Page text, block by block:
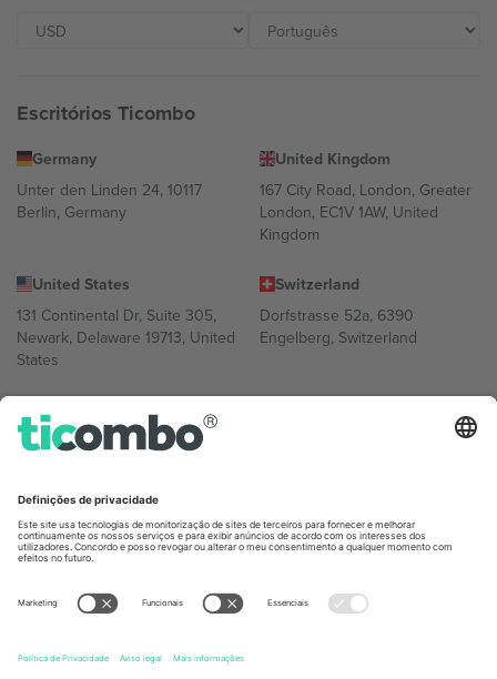
Escritórios Ticombo
Germany
Unter den Linden 24, 10117
Berlin, Germany
United Kingdom
167 City Road, London, Greater
London, EC1V 1AW, United
Kingdom
United States
131 Continental Dr, Suite 305,
Newark, Delaware 19713, United
States
Switzerland
Dorfstrasse 52a, 6390
Engelberg, Switzerland
Bulgaria
Regus Sofia City West, bul
UAE Dubai Silicon Oasis, DDP
Mexico
Av Chapultepec 360, Roma
Norte, Cuauhtémoc, 06700
Ciudad de México, CDMX,